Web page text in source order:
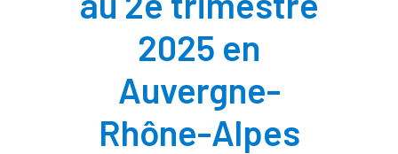
2025 en
Auvergne-
Rhône-Alpes